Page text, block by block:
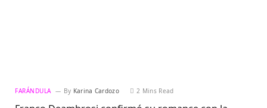
FARÁNDULA By Karina Cardozo 2 Mins Read